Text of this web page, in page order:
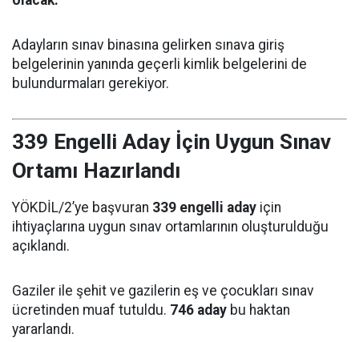
Adayların sınav binasına gelirken sınava giriş
belgelerinin yanında geçerli kimlik belgelerini de
bulundurmaları gerekiyor.
339 Engelli Aday İçin Uygun Sınav
Ortamı Hazırlandı
YÖKDİL/2’ye başvuran 339 engelli aday için
ihtiyaçlarına uygun sınav ortamlarının oluşturulduğu
açıklandı.
Gaziler ile şehit ve gazilerin eş ve çocukları sınav
ücretinden muaf tutuldu. 746 aday bu haktan
yararlandı.